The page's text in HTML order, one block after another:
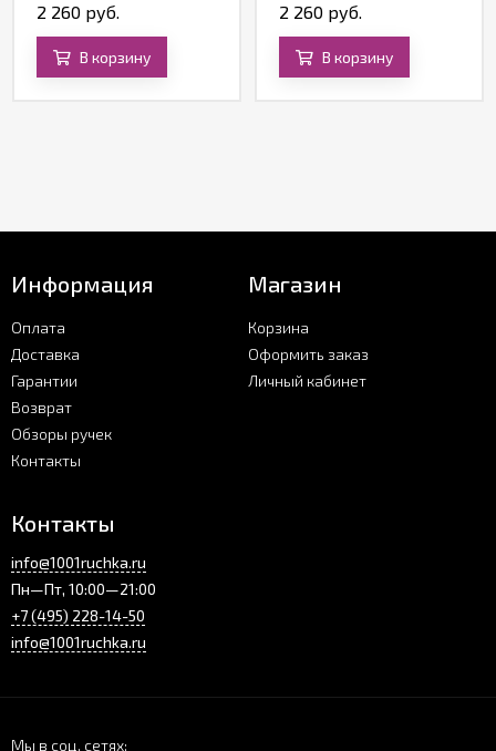
2 260 руб.
В корзину
2 260 руб.
В корзину
Информация
Оплата
Доставка
Гарантии
Возврат
Обзоры ручек
Контакты
Магазин
Корзина
Оформить заказ
Личный кабинет
Контакты
info@1001ruchka.ru
Пн—Пт, 10:00—21:00
+7 (495) 228-14-50
info@1001ruchka.ru
Мы в соц. сетях